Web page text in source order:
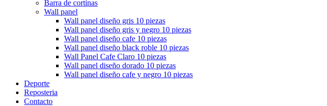
Barra de cortinas
Wall panel
Wall panel diseño gris 10 piezas
Wall panel diseño gris y negro 10 piezas
Wall panel diseño cafe 10 piezas
Wall panel diseño black roble 10 piezas
Wall Panel Cafe Claro 10 piezas
Wall panel diseño dorado 10 piezas
Wall panel diseño cafe y negro 10 piezas
Deporte
Reposteria
Contacto